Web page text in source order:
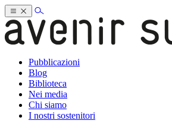
Pubblicazioni
Blog
Biblioteca
Nei media
Chi siamo
I nostri sostenitori